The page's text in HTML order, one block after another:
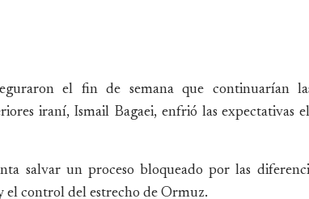
el fin de semana que continuarían
iraní, Ismail Bagaei, enfrió las expectativas
salvar un proceso bloqueado por las
el control del estrecho de Ormuz.